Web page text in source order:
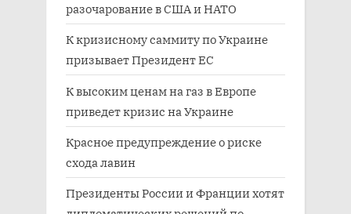
разочарование в США и НАТО
К кризисному саммиту по Украине
призывает Президент ЕС
К высоким ценам на газ в Европе
приведет кризис на Украине
Красное предупреждение о риске
схода лавин
Президенты России и Франции хотят